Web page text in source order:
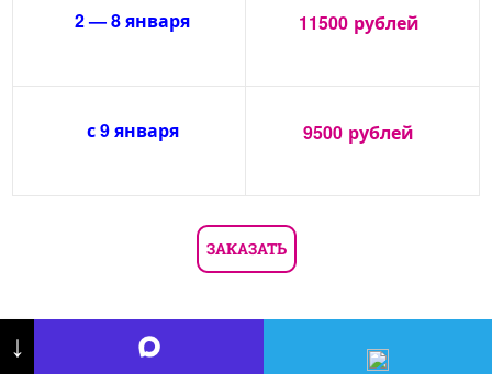
2 — 8 января 11500 рублей
с 9 января 9500 рублей
ЗАКАЗАТЬ
Дед Мороз на корпоратив
↓